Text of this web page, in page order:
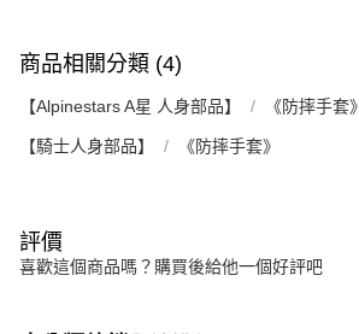
商品相關分類 (4)
【Alpinestars A星 人身部品】 《防摔手套》
【騎士人身部品】 《防摔手套》
評價
喜歡這個商品嗎？購買後給他一個好評吧